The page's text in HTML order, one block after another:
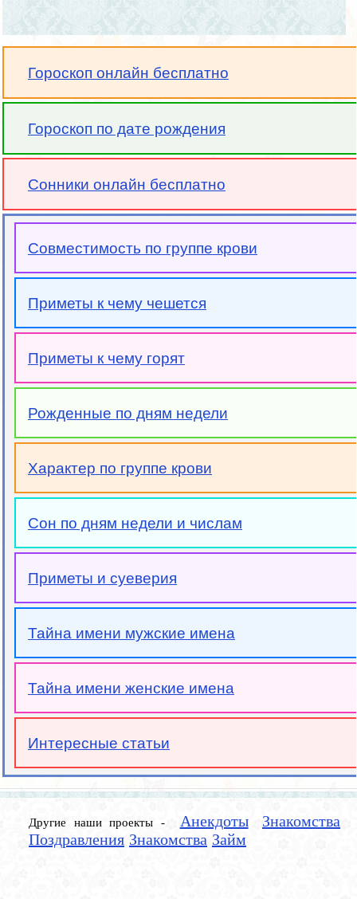
Гороскоп онлайн бесплатно
Гороскоп по дате рождения
Сонники онлайн бесплатно
Совместимость по группе крови
Приметы к чему чешется
Приметы к чему горят
Рожденные по дням недели
Характер по группе крови
Сон по дням недели и числам
Приметы и суеверия
Тайна имени мужские имена
Тайна имени женские имена
Интересные статьи
Другие наши проекты - Анекдоты
Знакомства
Поздравления Знакомства Займ